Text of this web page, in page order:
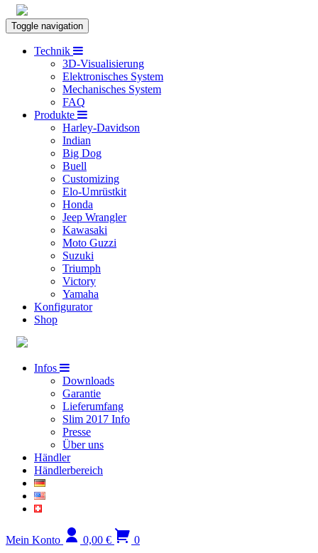
Toggle navigation
Technik
3D-Visualisierung
Elektronisches System
Mechanisches System
FAQ
Produkte
Harley-Davidson
Indian
Big Dog
Buell
Customizing
Elo-Umrüstkit
Honda
Jeep Wrangler
Kawasaki
Moto Guzzi
Suzuki
Triumph
Victory
Yamaha
Konfigurator
Shop
Infos
Downloads
Garantie
Lieferumfang
Slim 2017 Info
Presse
Über uns
Händler
Händlerbereich
Mein Konto 0,00 € 0